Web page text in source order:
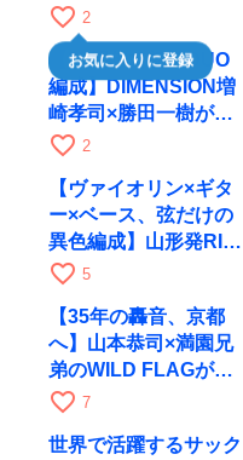
一が11月12日に京都
RAGへ
favorite_border 2
お気に入りに登録
【35周年で初のDUO
編成】DIMENSION増
崎孝司×勝田一樹が10
月11日に京都RAGへ
favorite_border 2
【ヴァイオリン×ギタ
ー×ベース、弦だけの
異色編成】山形発RIM
が初全国ツアーで8月
favorite_border 5
【35年の轟音、京都
へ】山本恭司×満園兄
弟のWILD FLAGが8
月6日にRAGでライブ
favorite_border 7
世界で活躍するサック